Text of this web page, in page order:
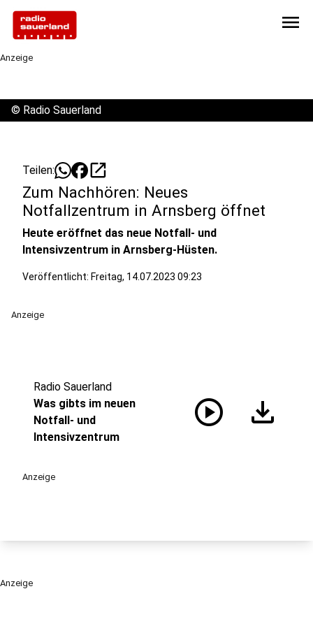
menu
Anzeige
© Radio Sauerland
Teilen: open_in_new
Zum Nachhören: Neues
Notfallzentrum in Arnsberg öffnet
Heute eröffnet das neue Notfall- und
Intensivzentrum in Arnsberg-Hüsten.
Veröffentlicht: Freitag, 14.07.2023 09:23
Anzeige
Radio Sauerland
Was gibts im neuen
Notfall- und
Intensivzentrum
play_circle download
Anzeige
Anzeige